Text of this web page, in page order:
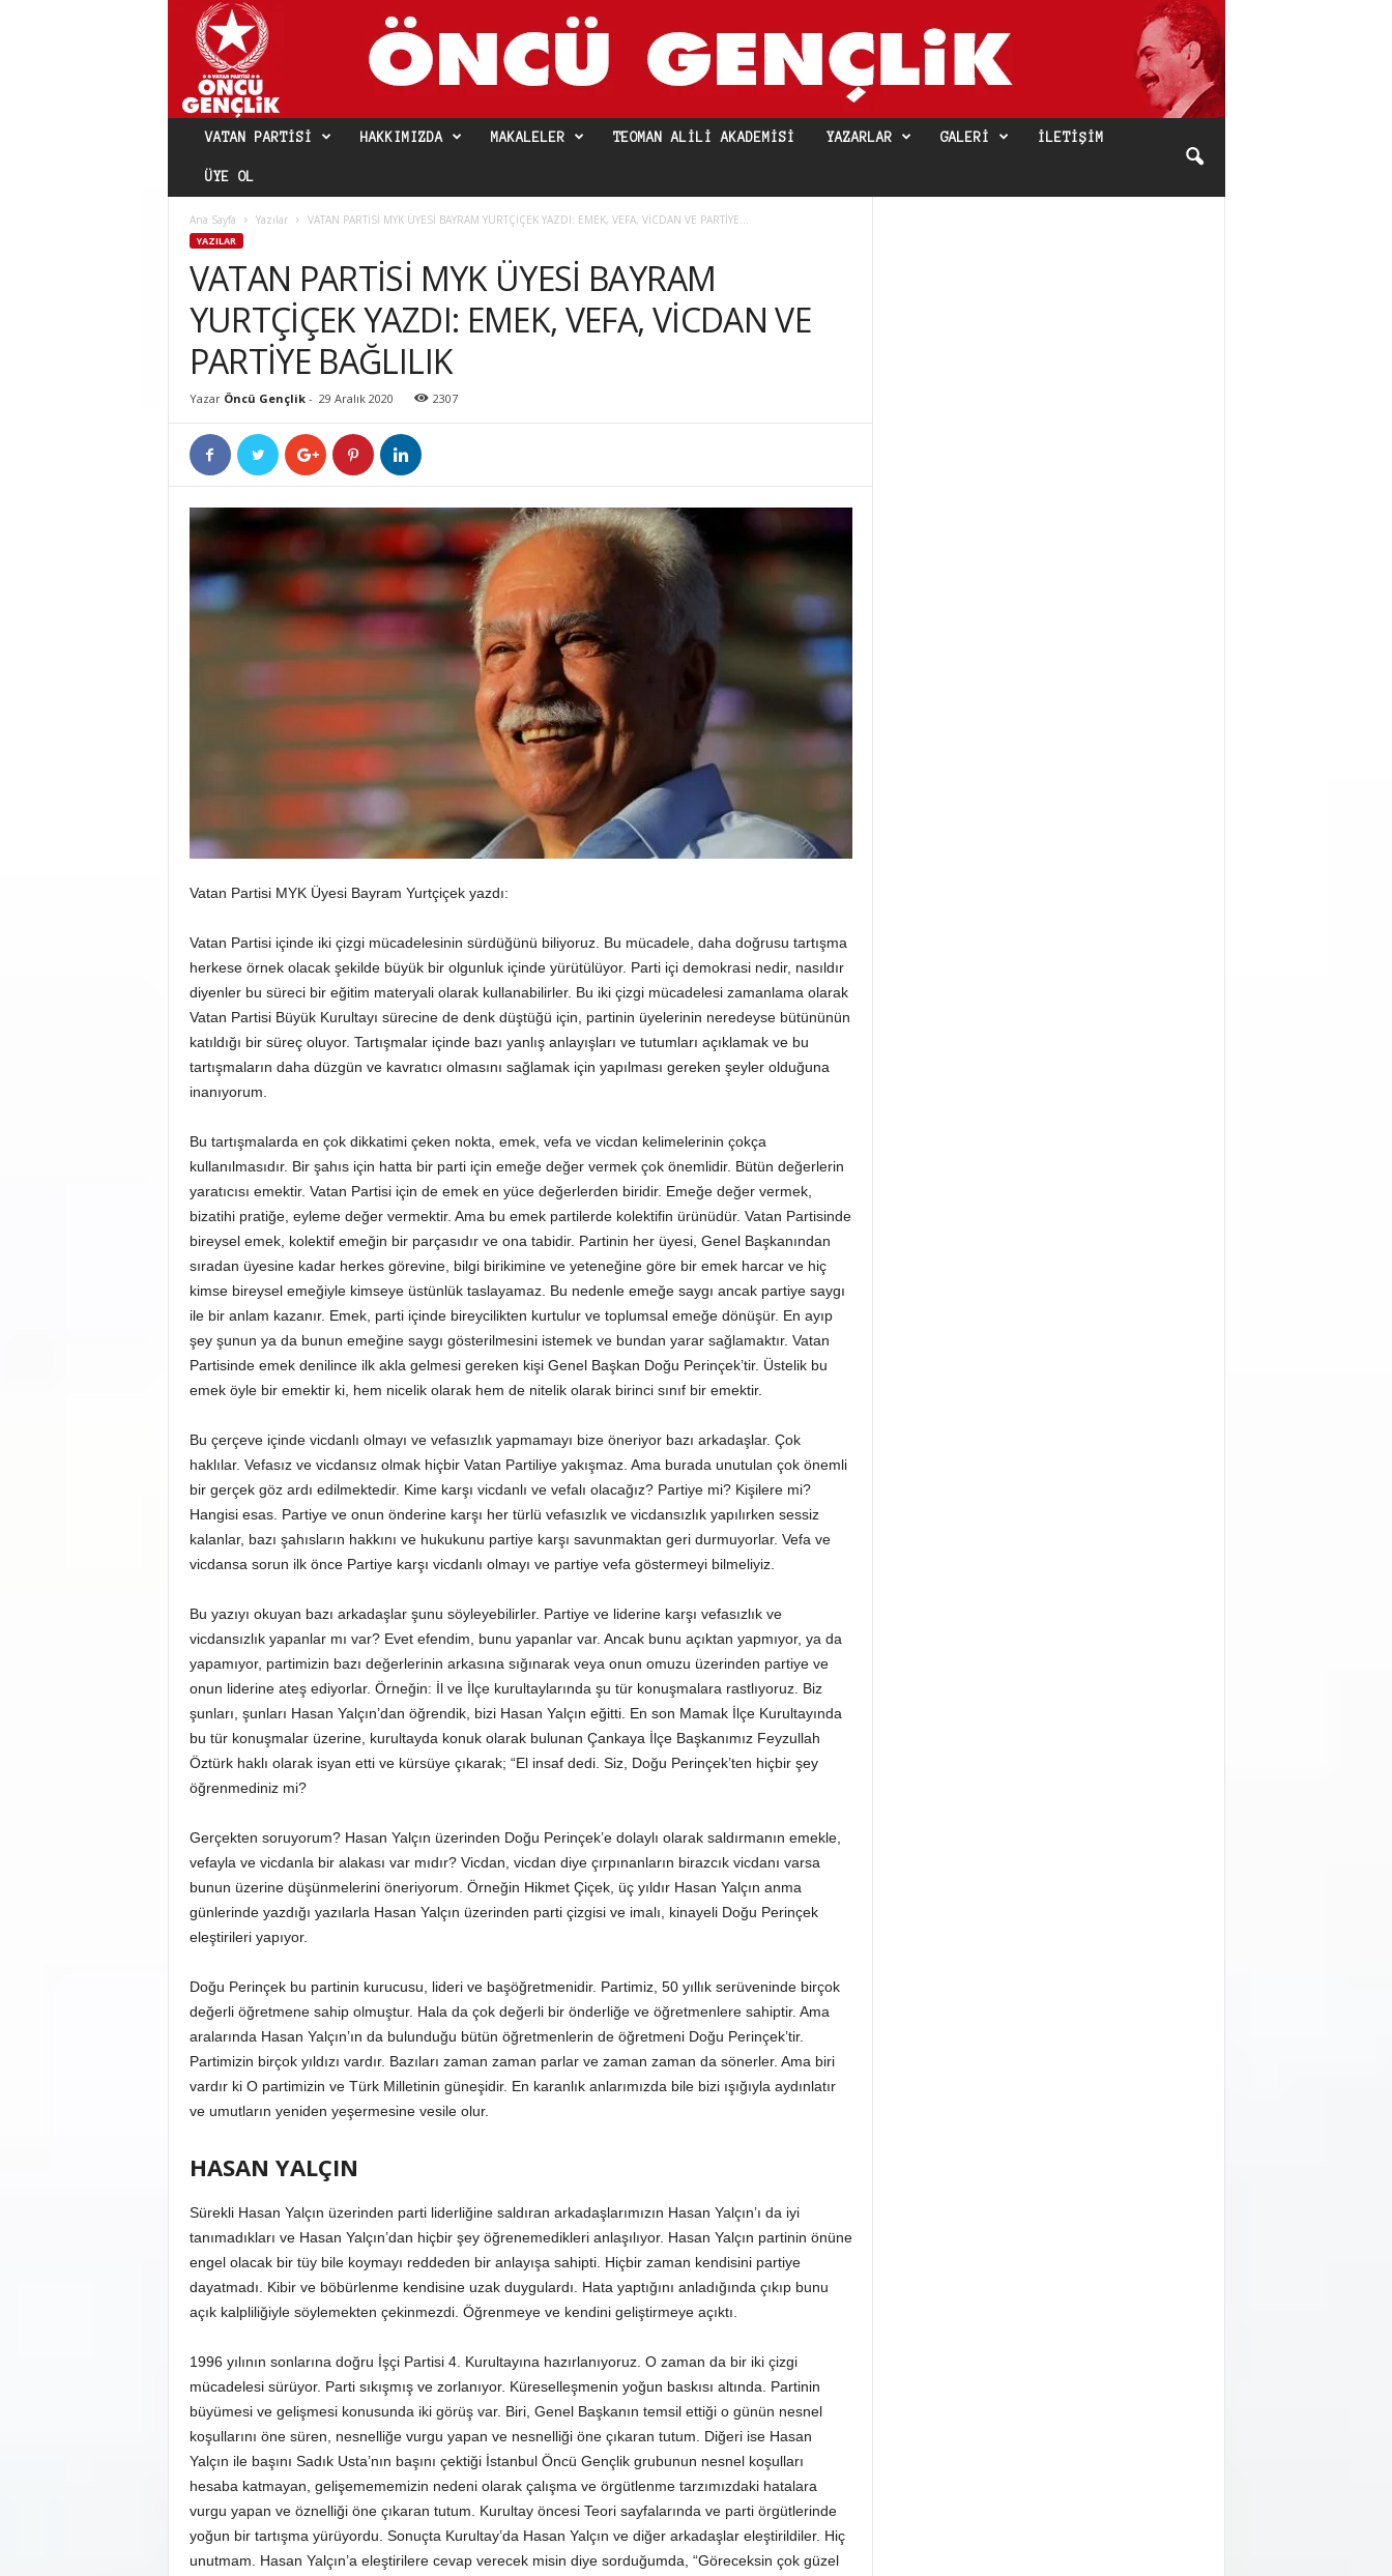
VATAN PARTISI HAKKIMIZDA MAKALELER TEOMAN ALILI AKADEMISI YAZARLAR GALERI İLETIŞIM
ÜYE OL
Ana Sayfa Yazılar VATAN PARTİSİ MYK ÜYESİ BAYRAM YURTÇİÇEK YAZDI: EMEK, VEFA, VİCDAN VE PARTİYE...
YAZILAR
VATAN PARTİSİ MYK ÜYESİ BAYRAM
YURTÇİÇEK YAZDI: EMEK, VEFA, VİCDAN VE
PARTİYE BAĞLILIK
Yazar Öncü Gençlik- 29 Aralık 2020 2307
Vatan Partisi MYK Üyesi Bayram Yurtçiçek yazdı:
Vatan Partisi içinde iki çizgi mücadelesinin sürdüğünü biliyoruz. Bu mücadele, daha doğrusu tartışma
herkese örnek olacak şekilde büyük bir olgunluk içinde yürütülüyor. Parti içi demokrasi nedir, nasıldır
diyenler bu süreci bir eğitim materyali olarak kullanabilirler. Bu iki çizgi mücadelesi zamanlama olarak
Vatan Partisi Büyük Kurultayı sürecine de denk düştüğü için, partinin üyelerinin neredeyse bütününün
katıldığı bir süreç oluyor. Tartışmalar içinde bazı yanlış anlayışları ve tutumları açıklamak ve bu
tartışmaların daha düzgün ve kavratıcı olmasını sağlamak için yapılması gereken şeyler olduğuna
inanıyorum.
Bu tartışmalarda en çok dikkatimi çeken nokta, emek, vefa ve vicdan kelimelerinin çokça
kullanılmasıdır. Bir şahıs için hatta bir parti için emeğe değer vermek çok önemlidir. Bütün değerlerin
yaratıcısı emektir. Vatan Partisi için de emek en yüce değerlerden biridir. Emeğe değer vermek,
bizatihi pratiğe, eyleme değer vermektir. Ama bu emek partilerde kolektifin ürünüdür. Vatan Partisinde
bireysel emek, kolektif emeğin bir parçasıdır ve ona tabidir. Partinin her üyesi, Genel Başkanından
sıradan üyesine kadar herkes görevine, bilgi birikimine ve yeteneğine göre bir emek harcar ve hiç
kimse bireysel emeğiyle kimseye üstünlük taslayamaz. Bu nedenle emeğe saygı ancak partiye saygı
ile bir anlam kazanır. Emek, parti içinde bireycilikten kurtulur ve toplumsal emeğe dönüşür. En ayıp
şey şunun ya da bunun emeğine saygı gösterilmesini istemek ve bundan yarar sağlamaktır. Vatan
Partisinde emek denilince ilk akla gelmesi gereken kişi Genel Başkan Doğu Perinçek’tir. Üstelik bu
emek öyle bir emektir ki, hem nicelik olarak hem de nitelik olarak birinci sınıf bir emektir.
Bu çerçeve içinde vicdanlı olmayı ve vefasızlık yapmamayı bize öneriyor bazı arkadaşlar. Çok
haklılar. Vefasız ve vicdansız olmak hiçbir Vatan Partiliye yakışmaz. Ama burada unutulan çok önemli
bir gerçek göz ardı edilmektedir. Kime karşı vicdanlı ve vefalı olacağız? Partiye mi? Kişilere mi?
Hangisi esas. Partiye ve onun önderine karşı her türlü vefasızlık ve vicdansızlık yapılırken sessiz
kalanlar, bazı şahısların hakkını ve hukukunu partiye karşı savunmaktan geri durmuyorlar. Vefa ve
vicdansa sorun ilk önce Partiye karşı vicdanlı olmayı ve partiye vefa göstermeyi bilmeliyiz.
Bu yazıyı okuyan bazı arkadaşlar şunu söyleyebilirler. Partiye ve liderine karşı vefasızlık ve
vicdansızlık yapanlar mı var? Evet efendim, bunu yapanlar var. Ancak bunu açıktan yapmıyor, ya da
yapamıyor, partimizin bazı değerlerinin arkasına sığınarak veya onun omuzu üzerinden partiye ve
onun liderine ateş ediyorlar. Örneğin: İl ve İlçe kurultaylarında şu tür konuşmalara rastlıyoruz. Biz
şunları, şunları Hasan Yalçın’dan öğrendik, bizi Hasan Yalçın eğitti. En son Mamak İlçe Kurultayında
bu tür konuşmalar üzerine, kurultayda konuk olarak bulunan Çankaya İlçe Başkanımız Feyzullah
Öztürk haklı olarak isyan etti ve kürsüye çıkarak; “El insaf dedi. Siz, Doğu Perinçek’ten hiçbir şey
öğrenmediniz mi?
Gerçekten soruyorum? Hasan Yalçın üzerinden Doğu Perinçek’e dolaylı olarak saldırmanın emekle,
vefayla ve vicdanla bir alakası var mıdır? Vicdan, vicdan diye çırpınanların birazcık vicdanı varsa
bunun üzerine düşünmelerini öneriyorum. Örneğin Hikmet Çiçek, üç yıldır Hasan Yalçın anma
günlerinde yazdığı yazılarla Hasan Yalçın üzerinden parti çizgisi ve imalı, kinayeli Doğu Perinçek
eleştirileri yapıyor.
Doğu Perinçek bu partinin kurucusu, lideri ve başöğretmenidir. Partimiz, 50 yıllık serüveninde birçok
değerli öğretmene sahip olmuştur. Hala da çok değerli bir önderliğe ve öğretmenlere sahiptir. Ama
aralarında Hasan Yalçın’ın da bulunduğu bütün öğretmenlerin de öğretmeni Doğu Perinçek’tir.
Partimizin birçok yıldızı vardır. Bazıları zaman zaman parlar ve zaman zaman da sönerler. Ama biri
vardır ki O partimizin ve Türk Milletinin güneşidir. En karanlık anlarımızda bile bizi ışığıyla aydınlatır
ve umutların yeniden yeşermesine vesile olur.
HASAN YALÇIN
Sürekli Hasan Yalçın üzerinden parti liderliğine saldıran arkadaşlarımızın Hasan Yalçın’ı da iyi
tanımadıkları ve Hasan Yalçın’dan hiçbir şey öğrenemedikleri anlaşılıyor. Hasan Yalçın partinin önüne
engel olacak bir tüy bile koymayı reddeden bir anlayışa sahipti. Hiçbir zaman kendisini partiye
dayatmadı. Kibir ve böbürlenme kendisine uzak duygulardı. Hata yaptığını anladığında çıkıp bunu
açık kalpliliğiyle söylemekten çekinmezdi. Öğrenmeye ve kendini geliştirmeye açıktı.
1996 yılının sonlarına doğru İşçi Partisi 4. Kurultayına hazırlanıyoruz. O zaman da bir iki çizgi
mücadelesi sürüyor. Parti sıkışmış ve zorlanıyor. Küreselleşmenin yoğun baskısı altında. Partinin
büyümesi ve gelişmesi konusunda iki görüş var. Biri, Genel Başkanın temsil ettiği o günün nesnel
koşullarını öne süren, nesnelliğe vurgu yapan ve nesnelliği öne çıkaran tutum. Diğeri ise Hasan
Yalçın ile başını Sadık Usta’nın başını çektiği İstanbul Öncü Gençlik grubunun nesnel koşulları
hesaba katmayan, gelişemememizin nedeni olarak çalışma ve örgütlenme tarzımızdaki hatalara
vurgu yapan ve öznelliği öne çıkaran tutum. Kurultay öncesi Teori sayfalarında ve parti örgütlerinde
yoğun bir tartışma yürüyordu. Sonuçta Kurultay’da Hasan Yalçın ve diğer arkadaşlar eleştirildiler. Hiç
unutmam. Hasan Yalçın’a eleştirilere cevap verecek misin diye sorduğumda, “Göreceksin çok güzel